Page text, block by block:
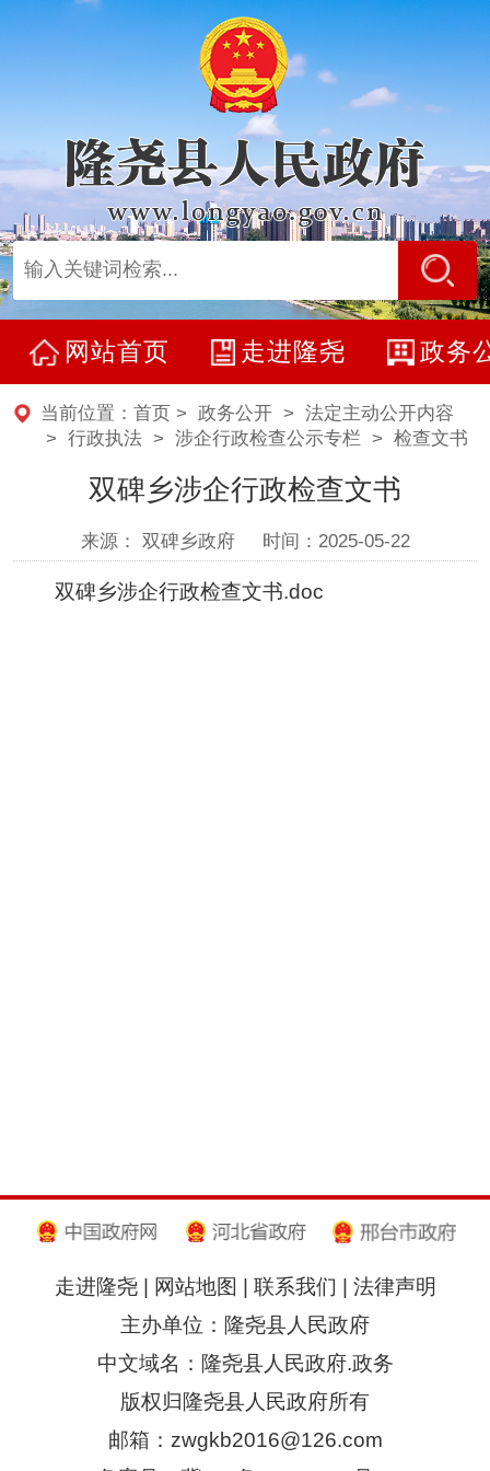
网站首页 走进隆尧 政务
当前位置： 首页 > 政务公开> 法定主动公开内容
> 行政执法 > 涉企行政检查公示专栏 > 检查文书
双碑乡涉企行政检查文书
来源： 双碑乡政府 时间：2025-05-22
双碑乡涉企行政检查文书.doc
走进隆尧| 网站地图 联系我们
法律声明
主办单位：隆尧县人民政府
中文域名：隆尧县人民政府.政务
版权归隆尧县人民政府所有
邮箱：zwgkb2016@126.com